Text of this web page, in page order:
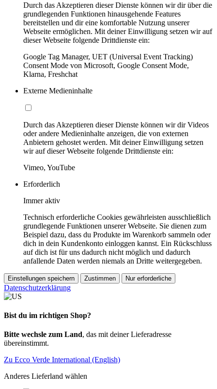
Durch das Akzeptieren dieser Dienste können wir dir über die
grundlegenden Funktionen hinausgehende Features
bereitstellen und dir eine komfortable Nutzung unserer
Webseite ermöglichen. Mit deiner Einwilligung setzen wir auf
dieser Webseite folgende Drittdienste ein:
Google Tag Manager, UET (Universal Event Tracking)
Consent Mode von Microsoft, Google Consent Mode,
Klarna, Freshchat
Externe Medieninhalte
Durch das Akzeptieren dieser Dienste können wir dir Videos
oder andere Medieninhalte anzeigen, die von externen
Anbietern gehostet werden. Mit deiner Einwilligung setzen
wir auf dieser Webseite folgende Drittdienste ein:
Vimeo, YouTube
Erforderlich
Immer aktiv
Technisch erforderliche Cookies gewährleisten ausschließlich
grundlegende Funktionen unserer Webseite. Sie dienen zum
Beispiel dazu, dass du Produkte im Warenkorb sammeln oder
dich in dein Kundenkonto einloggen kannst. Ein Rückschluss
auf dich ist für uns dadurch nicht möglich und dadurch
anfallende Daten werden niemals an Dritte weitergegeben.
Einstellungen speichern Zustimmen Nur erforderliche
Datenschutzerklärung
Bist du im richtigen Shop?
Bitte wechsle zum Land, das mit deiner Lieferadresse
übereinstimmt.
Zu Ecco Verde International (English)
Anderes Lieferland wählen